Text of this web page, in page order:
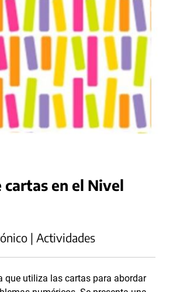
cartas en el Nivel
| Actividades
que utiliza las cartas para abordar